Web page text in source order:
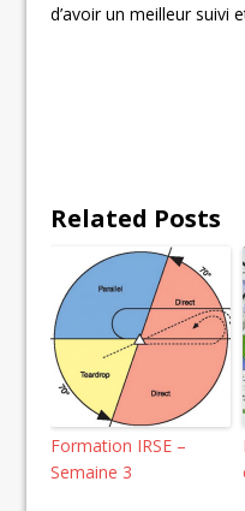
d’avoir un meilleur suivi
Related Posts
Formation IRSE –
Semaine 3